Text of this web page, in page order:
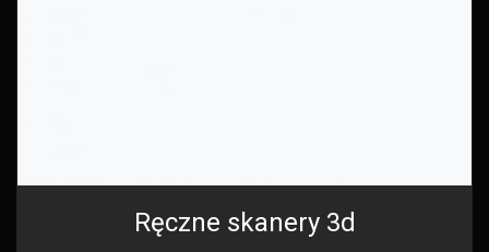
Ręczne skanery 3d